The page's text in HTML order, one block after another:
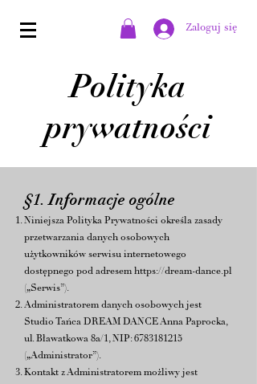
Zaloguj się
Polityka
prywatności
§1. Informacje ogólne
Niniejsza Polityka Prywatności określa zasady
przetwarzania danych osobowych
użytkowników serwisu internetowego
dostępnego pod adresem https://dream-dance.pl
(„Serwis”).
Administratorem danych osobowych jest
Studio Tańca DREAM DANCE Anna Paprocka,
ul. Bławatkowa 8a/1, NIP: 6783181215
(„Administrator”).
Kontakt z Administratorem możliwy jest